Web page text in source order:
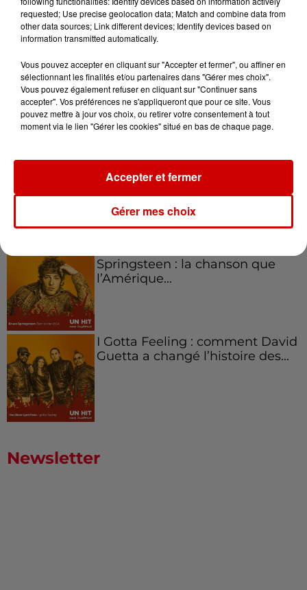
Podcasts Voir plus
Kelly Massol, figure
emblématique de
l'entrepreneuriat féminin
Aménager un school bus au
Canada et accueillir les bleus à
Boston,...
Springsteen : la chanson que
l’Amérique...
I Gotta Feeling : comment David
Guetta a changé l’histoire des...
Newsletter
requested; Use precise geolocation data; Match and combine data from
other data sources; Link different devices; Identify devices based on
information transmitted automatically.
Vous pouvez accepter en cliquant sur "Accepter et fermer", ou affiner en
sélectionnant les finalités et/ou partenaires dans "Gérer mes choix".
Vous pouvez également refuser en cliquant sur "Continuer sans
accepter". Vos préférences ne s'appliqueront que pour ce site. Vous
pouvez mettre à jour vos choix, ou retirer votre consentement à tout
moment via le lien "Gérer les cookies" situé en bas de chaque page.
Gérer mes choix
Accepter et fermer